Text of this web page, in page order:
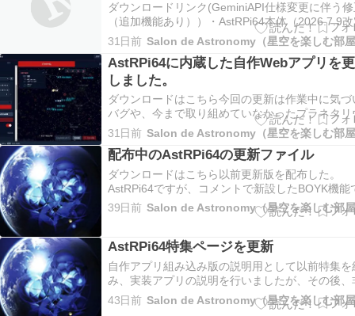
ダウンロードリンク(GeminiAPI仕様変更に伴う
（追加機能あり））・AstRPi64本体（2026.7.9
です。7Zipで圧縮しましたが約13GBもあります
お時間あるときに。
31日前 Salon de Astronomy（星空を楽しむ部
AstRPi64に内蔵した自作Webアプリを
しました。
ダウンロードはこちら今回の更新は作業中に気づ
バグや、今まで取り組めていなかったプラネタリ
表示に焦点を当てたものになります。前回の公開
実用的には問題な
31日前 Salon de Astronomy（星空を楽しむ部
配布中のAstRPi64の更新ファイル
ダウンロードはこちら以前更新版を配布した。
AstRPi64ですが、コメントで新設したBOYK機能
APIキーが登録出来ないご報告をコメントいただ
した。（ありがとうございま
39日前 Salon de Astronomy（星空を楽しむ部
AstRPi64特集ページを更新
自作アプリ組み込み版の説明用として以前特集を
み、実装アプリの説明を行いましたが、その後、
に多くの更新を行ったためそれらの内容を追加し
筆修正しました。説
43日前 Salon de Astronomy（星空を楽しむ部